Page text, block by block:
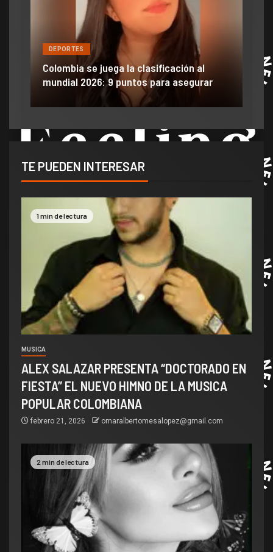
DEPORTES
Colombia se juega la clasificación al
mundial 2026: 9 puntos para asegurar
TE PUEDEN INTERESAR
1 min de lectura
MUSICA
ALEX SALAZAR PRESENTA “DOCTORADO EN
FIESTA” EL NUEVO HIMNO DE LA MUSICA
POPULAR COLOMBIANA
febrero 21, 2026 omaralbertomesalopez@gmail.com
2 min de lectura